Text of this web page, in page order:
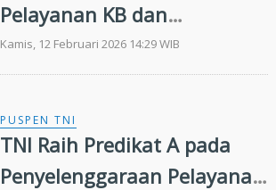
Pelayanan KB dan
Kesehatan Serentak
Kamis, 12 Februari 2026 14:29 WIB
PUSPEN TNI
TNI Raih Predikat A pada
Penyelenggaraan Pelayanan